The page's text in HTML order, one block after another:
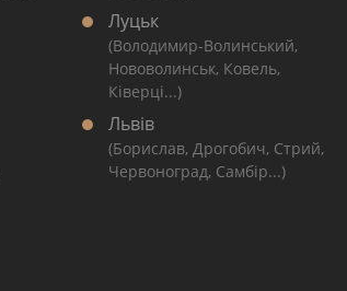
Луцьк
(Володимир-Волинський,
Нововолинськ, Ковель,
Ківерці...)
Львів
(Борислав, Дрогобич, Стрий,
Червоноград, Самбір...)